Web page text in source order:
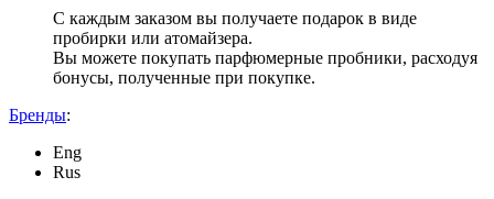
С каждым заказом вы получаете подарок в виде
пробирки или атомайзера.
Вы можете покупать парфюмерные пробники, расходуя
бонусы, полученные при покупке.
Бренды:
Eng
Rus